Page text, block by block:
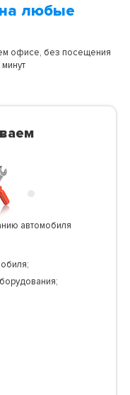
на любые
офисе, без посещения
автомобиля